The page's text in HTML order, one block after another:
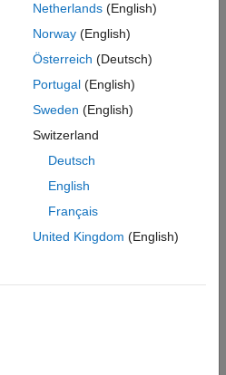
search for the
Extended Tire
Blockset
add-ons, see
Netherlands(English)
Norway(English)
Österreich (Deutsch)
Portugal(English)
Sweden (English)
Switzerland
Deutsch
English
Français
United Kingdom (English)